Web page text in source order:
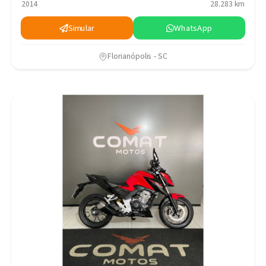
2014 28.283 km
Simular WhatsApp
Florianópolis - SC